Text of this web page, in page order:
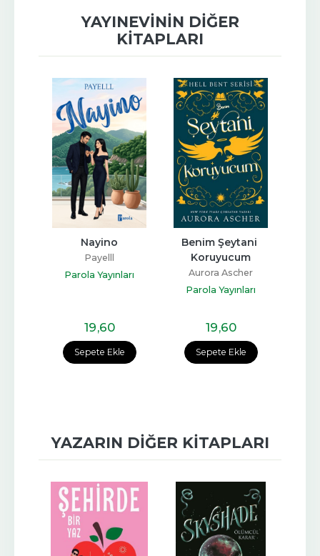
YAYINEVININ DIĞER
KITAPLARI
Sepete Ekle
Nayino
Payelll
Parola Yayınları
19,60
Sepete Ekle
Benim Şeytani
Koruyucum
Aurora Ascher
Parola Yayınları
19,60
YAZARIN DIĞER KITAPLARI